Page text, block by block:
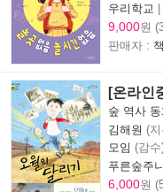
우리학교 |
9,000원
판매자 :
[온라인
숲 역사
김해원 (
모임 (감수
푸른숲주
6,000원